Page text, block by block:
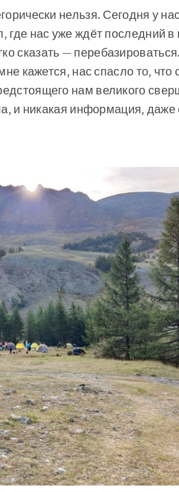
нельзя. Сегодня у
где нас уже ждёт последний
сказать —
кажется, нас спасло то,
нам великого
и никакая информация,